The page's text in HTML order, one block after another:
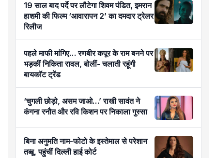
19 साल बाद पर्दे पर लौटेगा शिवम पंडित, इमरान
हाशमी की फिल्म ‘आवारापन 2’ का दमदार ट्रेलर
रिलीज
पहले माफी मांगिए… रणबीर कपूर के राम बनने पर
भड़कीं निकिता रावल, बोलीं- चलाती रहूंगी
बायकॉट ट्रेंड
‘चुगली छोड़ो, असम जाओ…’ राखी सावंत ने
कंगना रनौत और रवि किशन पर निकाला गुस्सा
बिना अनुमति नाम-फोटो के इस्तेमाल से परेशान
तब्बू, पहुंचीं दिल्ली हाई कोर्ट